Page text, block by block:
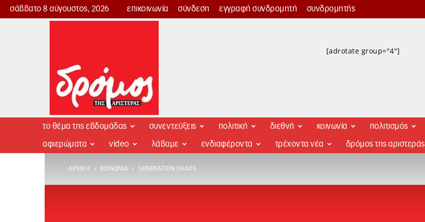
σάββατο 8 αύγουστος, 2026 επικοινωνία σύνδεση εγγραφή συνδρομητή συνδρομητής
Δρόμος
[adrotate group="4"]
το θέμα της εβδομάδας συνεντεύξεις πολιτική διεθνή κοινωνία πολιτισμός
αφιερώματα video λάβαμε ενδιαφέροντα τρέχοντα νέα δρόμος της αριστεράς
ΑΡΧΙΚΉ ΚΟΙΝΩΝΊΑ GENERATION CHAOS